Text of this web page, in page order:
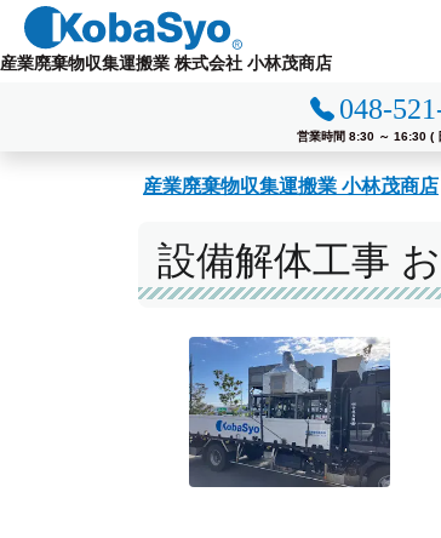
テ
産業廃棄物収集運搬業 株式会社 小林茂商店
048-
営業時間 8:30 ～ 16:30 (
産業廃棄物収集運搬業 小林茂商店
設備解体工事